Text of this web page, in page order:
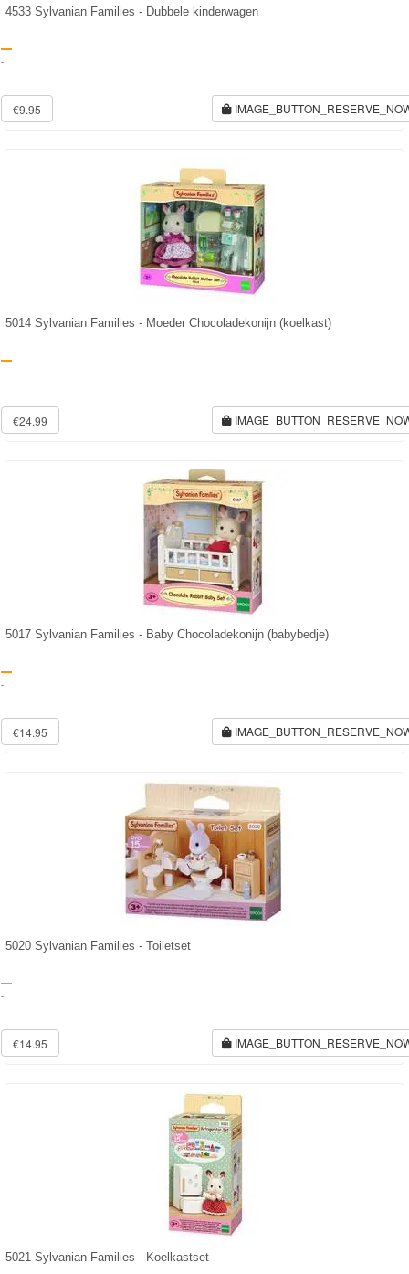
to
OP=OP!
4533 Sylvanian Families - Dubbele kinderwagen
-
€9.95
5014 Sylvanian Families - Moeder Chocoladekonijn (koelkast)
-
€24.99
5017 Sylvanian Families - Baby Chocoladekonijn (babybedje)
-
€14.95
5020 Sylvanian Families - Toiletset
-
€14.95
5021 Sylvanian Families - Koelkastset